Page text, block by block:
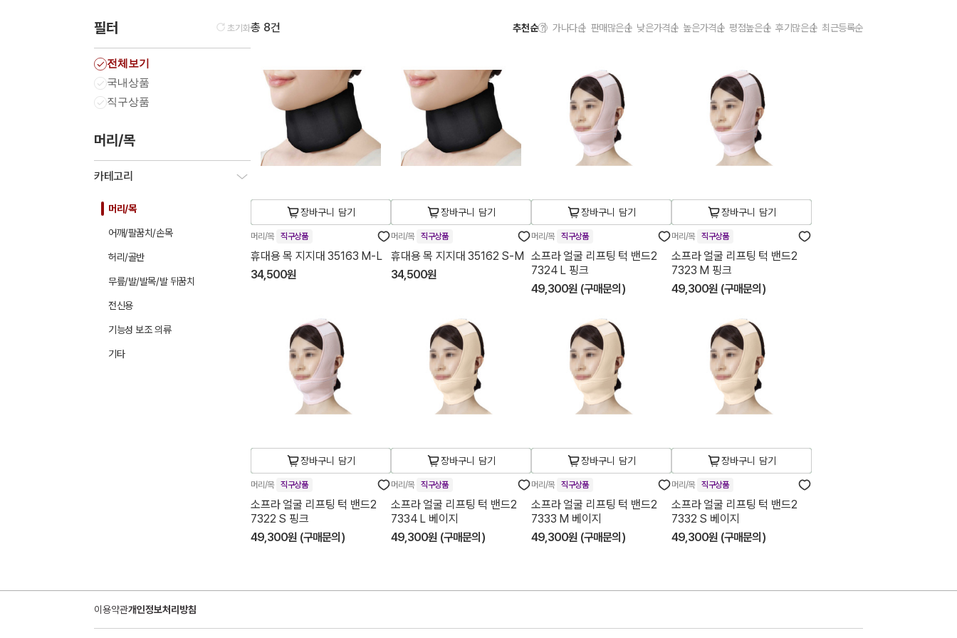
필터 초기화
전체보기
국내상품
직구상품
머리/목
카테고리
머리/목
어깨/팔꿈치/손목
허리/골반
무릎/발/발목/발 뒤꿈치
전신용
기능성 보조 의류
기타
총 8건 추천순 가나다순 판매많은순 낮은가격순 높은가격순 평점높은순 후기많은순 최근등록순
장바구니 담기
머리/목 직구상품
휴대용 목 지지대 35163 M-L
34,500원
장바구니 담기
머리/목 직구상품
휴대용 목 지지대 35162 S-M
34,500원
장바구니 담기
머리/목 직구상품
소프라 얼굴 리프팅 턱 밴드2
7324 L 핑크
49,300원 (구매문의)
장바구니 담기
머리/목 직구상품
소프라 얼굴 리프팅 턱 밴드2
7323 M 핑크
49,300원 (구매문의)
장바구니 담기
머리/목 직구상품
소프라 얼굴 리프팅 턱 밴드2
7322 S 핑크
49,300원 (구매문의)
장바구니 담기
머리/목 직구상품
소프라 얼굴 리프팅 턱 밴드2
7334 L 베이지
49,300원 (구매문의)
장바구니 담기
머리/목 직구상품
소프라 얼굴 리프팅 턱 밴드2
7333 M 베이지
49,300원 (구매문의)
장바구니 담기
머리/목 직구상품
소프라 얼굴 리프팅 턱 밴드2
7332 S 베이지
49,300원 (구매문의)
이용약관개인정보처리방침